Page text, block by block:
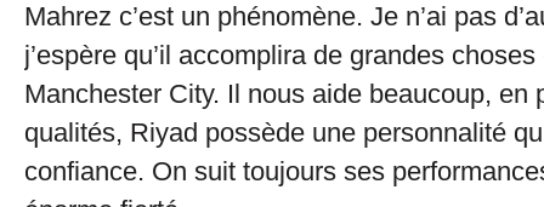
Mahrez c’est un phénomène. Je n’ai pas
j’espère qu’il accomplira de grandes
Manchester City. Il nous aide beaucoup, en
qualités, Riyad possède une personnalité
confiance. On suit toujours ses